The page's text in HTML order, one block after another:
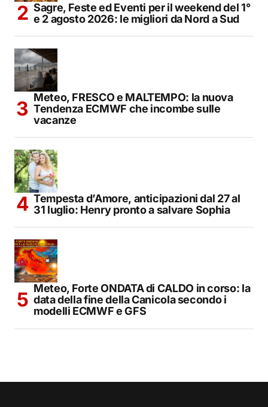
Sagre, Feste ed Eventi per il weekend del 1°
e 2 agosto 2026: le migliori da Nord a Sud
Meteo, FRESCO e MALTEMPO: la nuova
Tendenza ECMWF che incombe sulle
vacanze
Tempesta d’Amore, anticipazioni dal 27 al
31 luglio: Henry pronto a salvare Sophia
Meteo, Forte ONDATA di CALDO in corso: la
data della fine della Canicola secondo i
modelli ECMWF e GFS